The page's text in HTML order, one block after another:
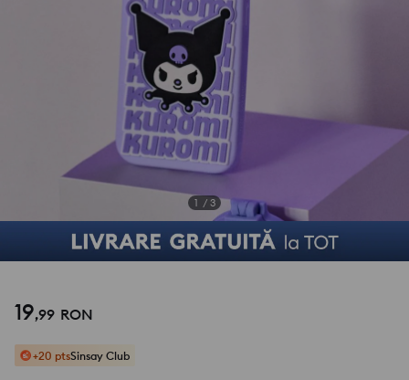
1 / 3
19,99 RON
+20 ptsSinsay Club